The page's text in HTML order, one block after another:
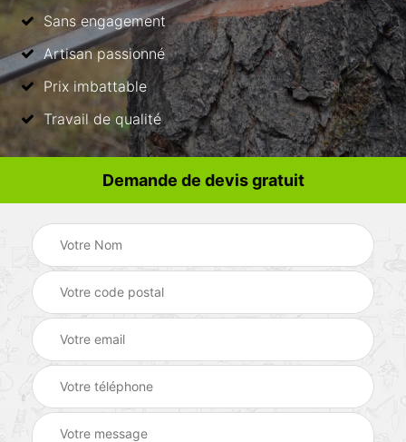
Sans engagement
Artisan passionné
Prix imbattable
Travail de qualité
Demande de devis gratuit